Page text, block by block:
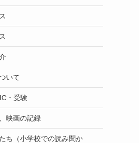
いて
・受験
映画の記録
ち（小学校での読み聞か